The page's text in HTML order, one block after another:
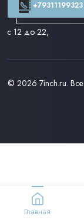
Контакты
+79311199323
с 12 до 22,
© 2026 7inch.ru.
Главная